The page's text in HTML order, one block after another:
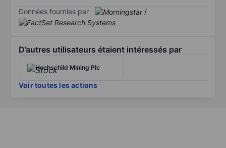
Données fournies par /
D’autres utilisateurs étaient intéressés par
Hochschild Mining Plc
Voir toutes les actions